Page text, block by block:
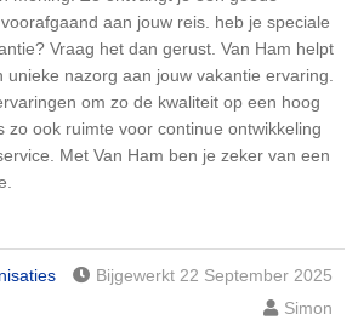
aan jouw reis. heb je speciale
Vraag het dan gerust. Van Ham helpt
unieke nazorg aan jouw vakantie ervaring.
om zo de kwaliteit op een hoog
zo ook ruimte voor continue ontwikkeling
Met Van Ham ben je zeker van een
Bijgewerkt 22 September 2025
Simon